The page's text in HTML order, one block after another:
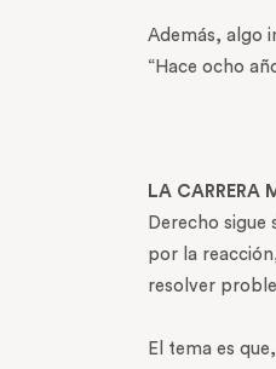
Además, algo
“Hace ocho
LA CARRERA
Derecho
por la
resolver
El tema es